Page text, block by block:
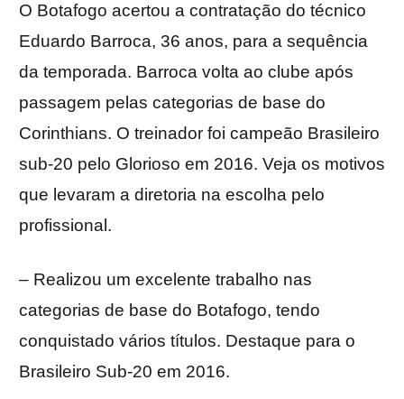
O Botafogo acertou a contratação do técnico
Eduardo Barroca, 36 anos, para a sequência
da temporada. Barroca volta ao clube após
passagem pelas categorias de base do
Corinthians. O treinador foi campeão Brasileiro
sub-20 pelo Glorioso em 2016. Veja os motivos
que levaram a diretoria na escolha pelo
profissional.
– Realizou um excelente trabalho nas
categorias de base do Botafogo, tendo
conquistado vários títulos. Destaque para o
Brasileiro Sub-20 em 2016.